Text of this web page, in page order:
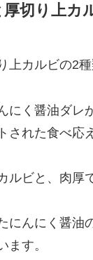
切り上カ
上カルビの2
にく醤油ダレ
された食べ応
ルビと、肉厚
にんにく醤油
ます。